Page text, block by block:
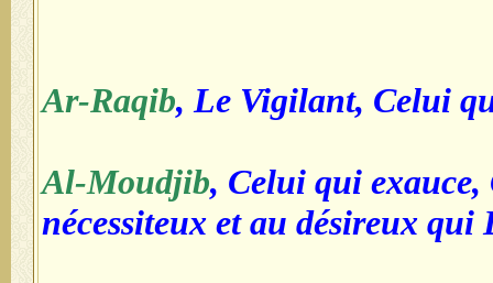
Ar-Raqib, Le Vigilant, Celui
Al-Moudjib, Celui qui
nécessiteux et au désireux qui